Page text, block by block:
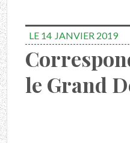
LE 14 JANVIER 2019
le Grand